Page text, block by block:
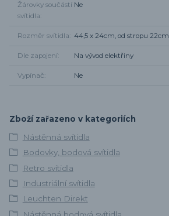
Žárovky součástí
svítidla
Ne
Rozměr svítidla 44,5 x 24cm, od stropu 22cm
Dle zapojení Na vývod elektřiny
Vypínač Ne
Zboží zařazeno v kategoriích
Nástěnná svítidla
Bodovky, bodová svítidla
Retro svítidla
Industriální svítidla
Leuchten Direkt
Nástěnná bodová svítidla